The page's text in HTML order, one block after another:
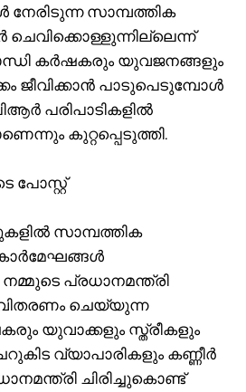
സാമ്പത്തിക
ചെവിക്കൊള്ളുന്നില്ലെന്ന്
കർഷകരും യുവജനങ്ങളും
ജീവിക്കാൻ പാടുപെടുമ്പോൾ
പരിപാടികളിൽ
കുറ്റപ്പെടുത്തി.
പോസ്റ്റ്
സാമ്പത്തിക
പ്രധാനമന്ത്രി
വിതരണം ചെയ്യുന്ന
യുവാക്കളും സ്ത്രീകളും
വ്യാപാരികളും കണ്ണീർ
ചിരിച്ചുകൊണ്ട്